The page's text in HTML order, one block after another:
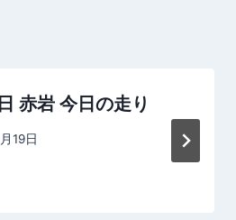
赤岩 今日の走り
19日